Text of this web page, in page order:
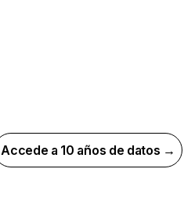
Accede a 10 años de datos →